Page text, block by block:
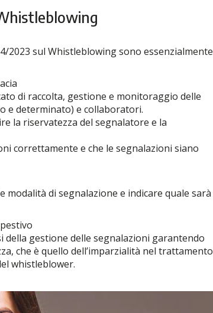
2023 sul Whistleblowing sono essenzialmente
di raccolta, gestione e monitoraggio delle
e determinato) e collaboratori.
la riservatezza del segnalatore e la
correttamente e che le segnalazioni siano
di segnalazione e indicare quale sarà
della gestione delle segnalazioni garantendo
che è quello dell’imparzialità nel trattamento
whistleblower.